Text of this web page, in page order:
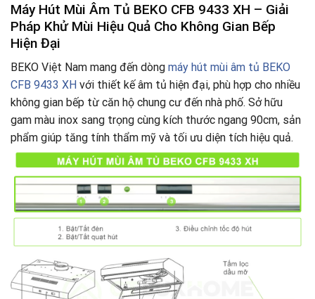
Máy Hút Mùi Âm Tủ BEKO CFB 9433 XH – Giải
Pháp Khử Mùi Hiệu Quả Cho Không Gian Bếp
Hiện Đại
BEKO Việt Nam mang đến dòng máy hút mùi âm tủ BEKO
CFB 9433 XH với thiết kế âm tủ hiện đại, phù hợp cho nhiều
không gian bếp từ căn hộ chung cư đến nhà phố. Sở hữu
gam màu inox sang trọng cùng kích thước ngang 90cm, sản
phẩm giúp tăng tính thẩm mỹ và tối ưu diện tích hiệu quả.